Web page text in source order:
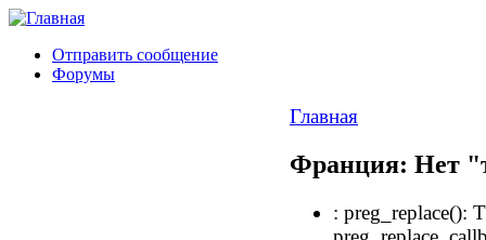
Отправить сообщение
Форумы
Главная
Франция: Нет
: preg_replace():